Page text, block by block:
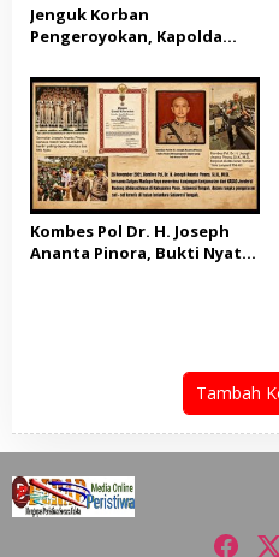
Jenguk Korban
Pengeroyokan, Kapolda
Hukum dalam Kasus Ini
Kombes Pol Dr. H. Joseph
Ananta Pinora, Bukti Nyata
Tambah